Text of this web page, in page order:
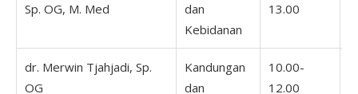
Sp. OG, M. Med
dan
Kebidanan
13.00
dr. Merwin Tjahjadi, Sp.
OG
Kandungan
dan
10.00-
12.00